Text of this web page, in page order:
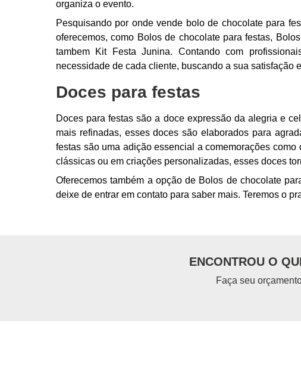
organiza o evento.
Pesquisando por onde vende bolo de chocolate para
oferecemos, como Bolos de chocolate para festas,
tambem Kit Festa Junina. Contando com
necessidade de cada cliente, buscando a sua satisfação
Doces para festas
Doces para festas são a doce expressão da alegria e
mais refinadas, esses doces são elaborados para
festas são uma adição essencial a comemorações
clássicas ou em criações personalizadas, esses doces
Oferecemos também a opção de Bolos de chocolate
deixe de entrar em contato para saber mais. Teremos o
ENCONTROU O
Faça seu